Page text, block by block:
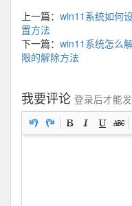
上一篇： win11系统如何
置方法
下一篇： win11系统怎么
限的解除方法
我要评论 登录后才能